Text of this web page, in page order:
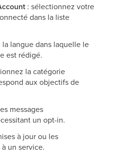
: sélectionnez votre
dans la liste
la langue dans laquelle le
est rédigé.
la catégorie
aux objectifs de
messages
un opt-in.
à jour ou les
un service.